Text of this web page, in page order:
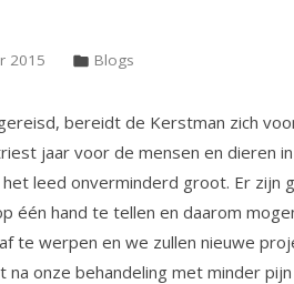
2015 Blogs
bereidt de Kerstman zich
jaar voor de mensen en dieren
leed onverminderd groot. Er zijn
één hand te tellen en daarom
te werpen en we zullen nieuwe
na onze behandeling met minder